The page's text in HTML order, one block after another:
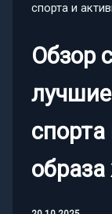
спорта и
Обзор